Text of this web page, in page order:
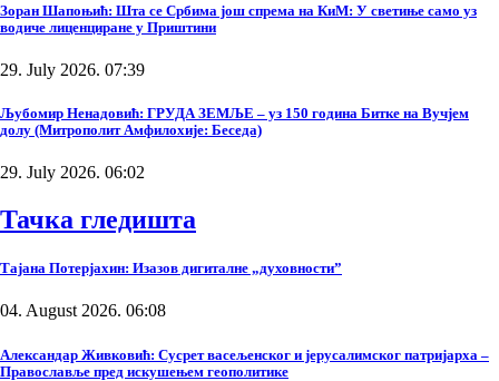
Зоран Шапоњић: Шта се Србима још спрема на КиМ: У светиње само уз
водиче лиценциране у Приштини
29. July 2026. 07:39
Љубомир Ненадовић: ГРУДА ЗЕМЉЕ – уз 150 година Битке на Вучјем
долу (Митрополит Амфилохије: Беседа)
29. July 2026. 06:02
Тачка гледишта
Тајана Потерјахин: Изазов дигиталне „духовности”
04. August 2026. 06:08
Александар Живковић: Сусрет васељенског и јерусалимског патријарха –
Православље пред искушењем геополитике